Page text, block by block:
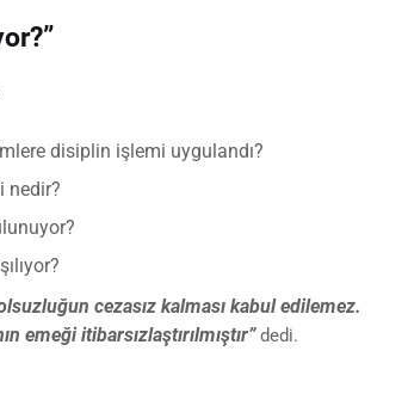
disiplin işlemi uygulandı?
nedir?
cezasız kalması kabul edilemez.
emeği itibarsızlaştırılmıştır”dedi.